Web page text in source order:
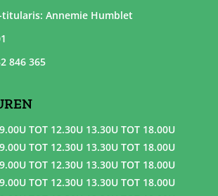
Annemie Humblet
846 365
TOT 12.30U 13.30U TOT 18.00U
TOT 12.30U 13.30U TOT 18.00U
TOT 12.30U 13.30U TOT 18.00U
TOT 12.30U 13.30U TOT 18.00U